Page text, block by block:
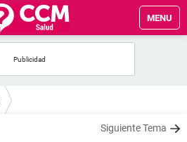
MENU
Siguiente Tema